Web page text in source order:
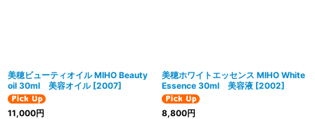
美穂ビューティオイル MIHO Beauty
oil 30ml 美容オイル [2007]
11,000円
美穂ホワイトエッセンス MIHO White
Essence 30ml 美容液 [2002]
8,800円